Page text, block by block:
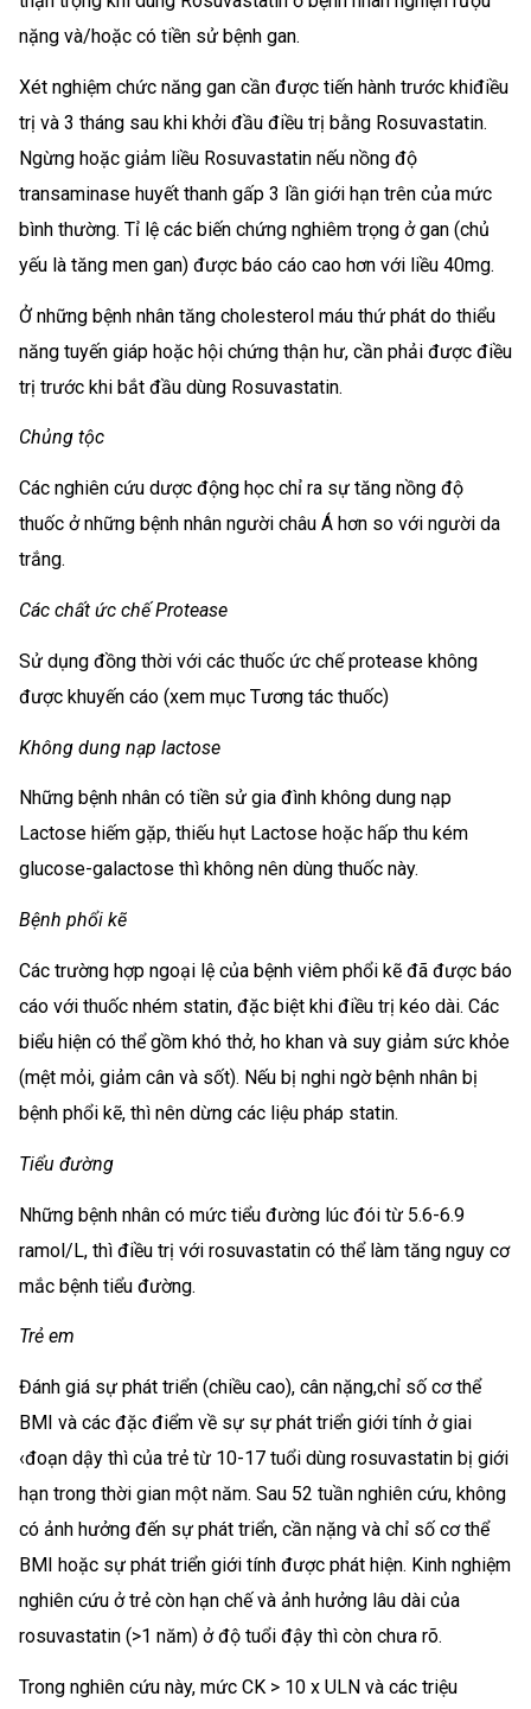
nặng và/hoặc có tiền sử bệnh gan.
Xét nghiệm chức năng gan cần được tiến hành trước khiđiều
trị và 3 tháng sau khi khởi đầu điều trị bằng Rosuvastatin.
Ngừng hoặc giảm liều Rosuvastatin nếu nồng độ
transaminase huyết thanh gấp 3 lần giới hạn trên của mức
bình thường. Tỉ lệ các biến chứng nghiêm trọng ở gan (chủ
yếu là tăng men gan) được báo cáo cao hơn với liều 40mg.
Ở những bệnh nhân tăng cholesterol máu thứ phát do thiểu
năng tuyến giáp hoặc hội chứng thận hư, cần phải được điều
trị trước khi bắt đầu dùng Rosuvastatin.
Chủng tộc
Các nghiên cứu dược động học chỉ ra sự tăng nồng độ
thuốc ở những bệnh nhân người châu Á hơn so với người da
trắng.
Các chất ức chế Protease
Sử dụng đồng thời với các thuốc ức chế protease không
được khuyến cáo (xem mục Tương tác thuốc)
Không dung nạp lactose
Những bệnh nhân có tiền sử gia đình không dung nạp
Lactose hiếm gặp, thiếu hụt Lactose hoặc hấp thu kém
glucose-galactose thì không nên dùng thuốc này.
Bệnh phổi kẽ
Các trường hợp ngoại lệ của bệnh viêm phổi kẽ đã được báo
cáo với thuốc nhém statin, đặc biệt khi điều trị kéo dài. Các
biểu hiện có thể gồm khó thở, ho khan và suy giảm sức khỏe
(mệt mỏi, giảm cân và sốt). Nếu bị nghi ngờ bệnh nhân bị
bệnh phổi kẽ, thì nên dừng các liệu pháp statin.
Tiểu đường
Những bệnh nhân có mức tiểu đường lúc đói từ 5.6-6.9
ramol/L, thì điều trị với rosuvastatin có thể làm tăng nguy cơ
mắc bệnh tiểu đường.
Trẻ em
Đánh giá sự phát triển (chiều cao), cân nặng,chỉ số cơ thể
BMI và các đặc điểm về sự sự phát triển giới tính ở giai
‹đoạn dậy thì của trẻ từ 10-17 tuổi dùng rosuvastatin bị giới
hạn trong thời gian một năm. Sau 52 tuần nghiên cứu, không
có ảnh hưởng đến sự phát triển, cần nặng và chỉ số cơ thể
BMI hoặc sự phát triển giới tính được phát hiện. Kinh nghiệm
nghiên cứu ở trẻ còn hạn chế và ảnh hưởng lâu dài của
rosuvastatin (>1 năm) ở độ tuổi đậy thì còn chưa rõ.
Trong nghiên cứu này, mức CK > 10 x ULN và các triệu